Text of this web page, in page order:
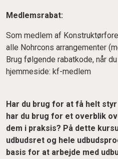
Medlemsrabat:
Som medlem af
alle Nohrcons arrangementer
Brug følgende rabatkode, når
hjemmeside: kf-medlem
Har du brug for at få helt
har du brug for et overblik
dem i praksis? På dette
udbudsret og hele
basis for at arbejde med